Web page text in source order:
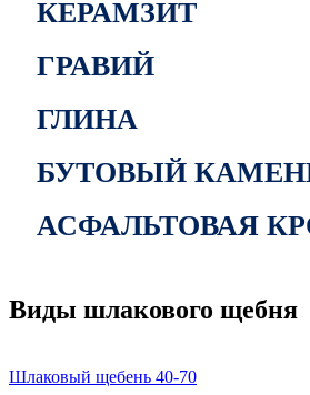
КЕРАМЗИТ
ГРАВИЙ
ГЛИНА
БУТОВЫЙ
АСФАЛЬТОВАЯ
Виды шлакового щебня
Шлаковый щебень 40-70